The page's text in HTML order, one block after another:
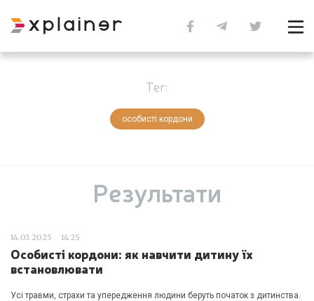
Тег:
особисті кордони
Результати
14.03.2025 14:25
Особисті кордони: як навчити дитину їх
встановлювати
Усі травми, страхи та упередження людини беруть початок з дитинства.